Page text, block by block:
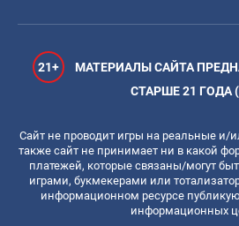
21+
МАТЕРИАЛЫ САЙТА
СТАРШЕ 21 ГОДА
Сайт не проводит игры на реальные и/
также сайт не принимает ни в какой
платежей, которые связаны/могут
играми, букмекерами или
информационном ресурсе
информационных